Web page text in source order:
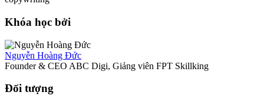
Khóa học bởi
Nguyễn Hoàng Đức
Founder & CEO ABC Digi, Giảng viên FPT Skillking
Đối tượng